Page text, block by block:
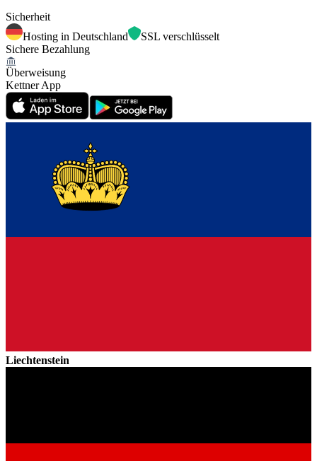
Sicherheit
Hosting in Deutschland
SSL verschlüsselt
Sichere Bezahlung
Überweisung
Kettner App
Liechtenstein